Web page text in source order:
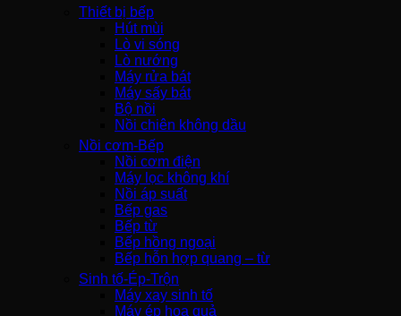
Thiết bị bếp
Hút mùi
Lò vi sóng
Lò nướng
Máy rửa bát
Máy sấy bát
Bộ nồi
Nồi chiên không dầu
Nồi cơm-Bếp
Nồi cơm điện
Máy lọc không khí
Nồi áp suất
Bếp gas
Bếp từ
Bếp hồng ngoại
Bếp hỗn hợp quang – từ
Sinh tố-Ép-Trộn
Máy xay sinh tố
Máy ép hoa quả